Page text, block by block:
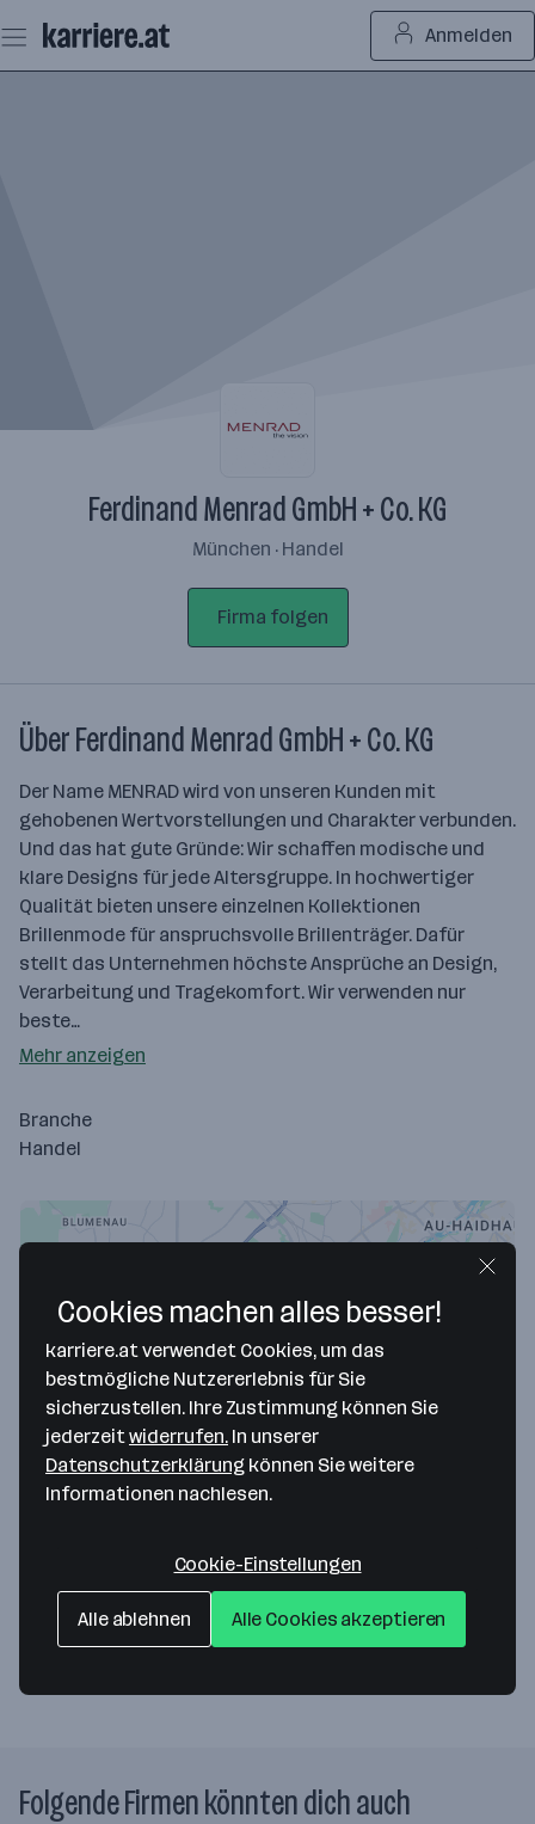
Seiteninhalt
springen
Anmelden
Ferdinand Menrad GmbH + Co. KG
München · Handel
Firma folgen
Über Ferdinand Menrad GmbH + Co. KG
Der Name MENRAD wird von unseren Kunden mit
gehobenen Wertvorstellungen und Charakter verbunden.
Und das hat gute Gründe: Wir schaffen modische und
klare Designs für jede Altersgruppe. In hochwertiger
Qualität bieten unsere einzelnen Kollektionen
Brillenmode für anspruchsvolle Brillenträger. Dafür
stellt das Unternehmen höchste Ansprüche an Design,
Verarbeitung und Tragekomfort. Wir verwenden nur
beste…
Mehr anzeigen
Branche
Handel
Map data ©2026 Google
Ferdinand Menrad GmbH + Co. KG
— Route berechnen
Website
Folgende Firmen könnten dich auch
Cookies machen alles besser!
karriere.at verwendet Cookies, um das
bestmögliche Nutzererlebnis für Sie
sicherzustellen. Ihre Zustimmung können Sie
jederzeitwiderrufen. In unserer
Datenschutzerklärung können Sie weitere
Informationen nachlesen.
Cookie-Einstellungen
Alle ablehnen Alle Cookies akzeptieren